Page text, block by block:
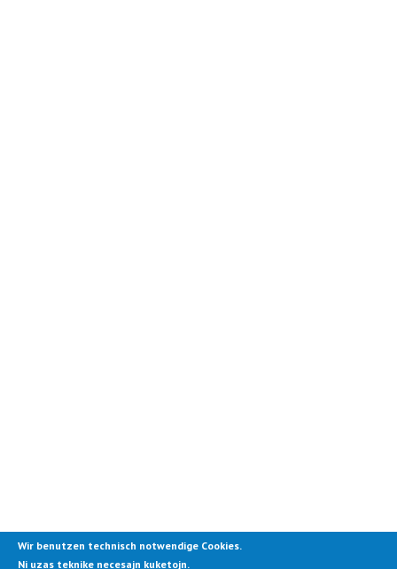
Wir benutzen technisch notwendige Cookies.
Ni uzas teknike necesajn kuketojn.